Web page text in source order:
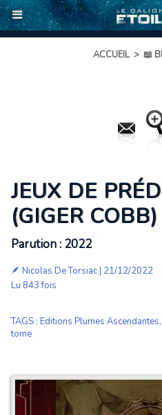
ACCUEIL > 📖
JEUX DE
(GIGER COBB)
Parution : 2022
🪶 Nicolas De Torsiac| 21/12/2022
Lu 843 fois
TAGS : Editions Plumes Ascendantes,
tome